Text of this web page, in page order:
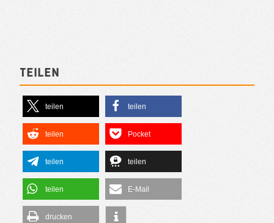
Teilen
teilen teilen
teilen Pocket
teilen teilen
teilen E-Mail
drucken